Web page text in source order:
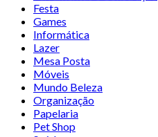
Festa
Games
Informática
Lazer
Mesa Posta
Móveis
Mundo Beleza
Organização
Papelaria
Pet Shop